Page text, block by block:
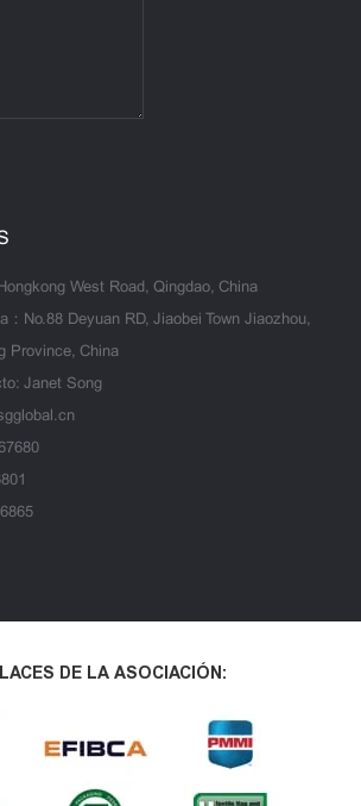
West Road, Qingdao, China
：No.88 Deyuan RD, Jiaobei Town Jiaozhou,
Province, China
Janet Song
DE LA ASOCIACIÓN: